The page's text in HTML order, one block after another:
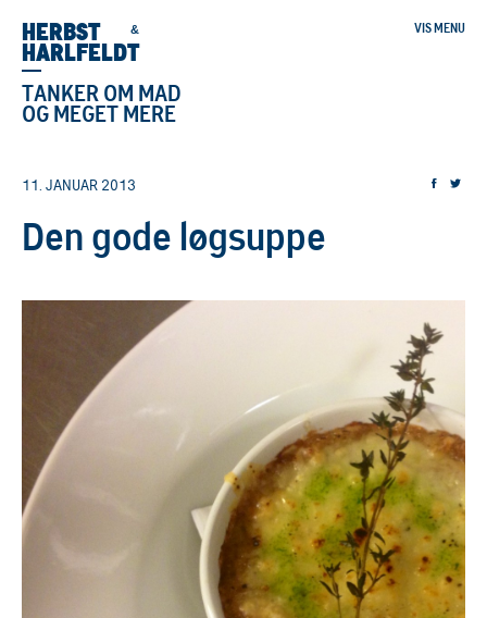
HERBST &
HARLFELDT
VIS MENU
TANKER OM MAD
OG MEGET MERE
11. JANUAR 2013
Den gode løgsuppe